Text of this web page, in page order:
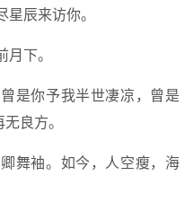
星辰来访你。
月下。
是你予我半世凄凉，曾是
良方。
舞袖。如今，人空瘦，海